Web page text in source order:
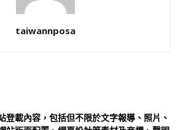
taiwannposa
登載內容，包括但不限於文字報導、照片、